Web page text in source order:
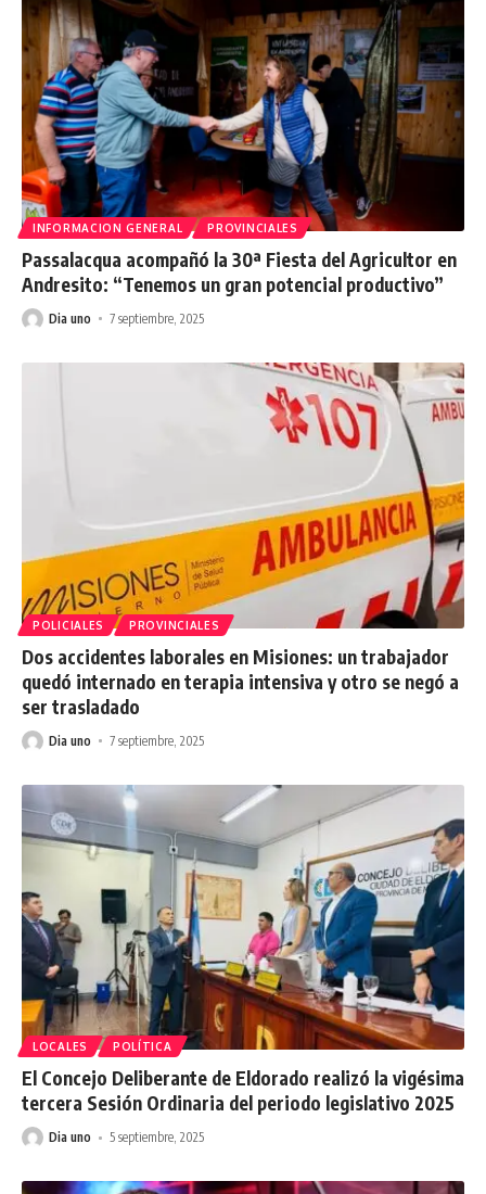
INFORMACION GENERAL PROVINCIALES
Passalacqua acompañó la 30ª Fiesta del Agricultor en
Andresito: “Tenemos un gran potencial productivo”
Dia uno 7 septiembre, 2025
POLICIALES PROVINCIALES
Dos accidentes laborales en Misiones: un trabajador
quedó internado en terapia intensiva y otro se negó a
ser trasladado
Dia uno 7 septiembre, 2025
LOCALES POLÍTICA
El Concejo Deliberante de Eldorado realizó la vigésima
tercera Sesión Ordinaria del periodo legislativo 2025
Dia uno 5 septiembre, 2025